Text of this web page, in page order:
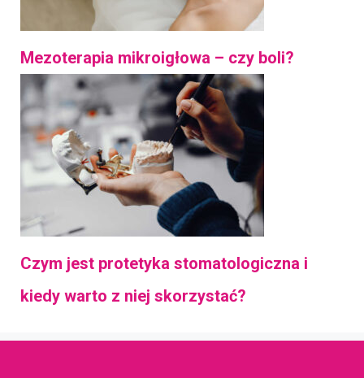
Mezoterapia mikroigłowa – czy boli?
Czym jest protetyka stomatologiczna i
kiedy warto z niej skorzystać?